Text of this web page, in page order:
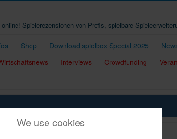
Spielerezensionen von Profis, spielbare
Shop Download spielbox Special 2025
Interviews Crowdfunding
We use cookies